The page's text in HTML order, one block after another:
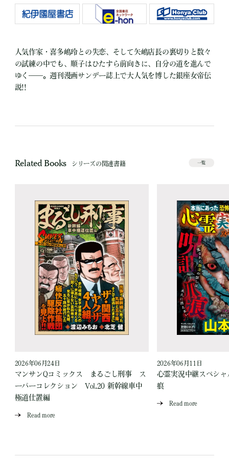
人気作家・喜多嶋玲との失恋、そして矢嶋店長の裏切りと数々
の試練の中でも、順子はひたすら前向きに、自分の道を進んで
ゆく――。週刊漫画サンデー誌上で大人気を博した銀座女帝伝
説!!
Related Books シリーズの関連書籍 一覧
2026年06月24日
マンサンQコミックス まるごし刑事 ス
ーパーコレクション Vol.20 新幹線車中
極道仕置編
Read more
2026年06月11日
心霊実況中継スペシ
痕
Read more